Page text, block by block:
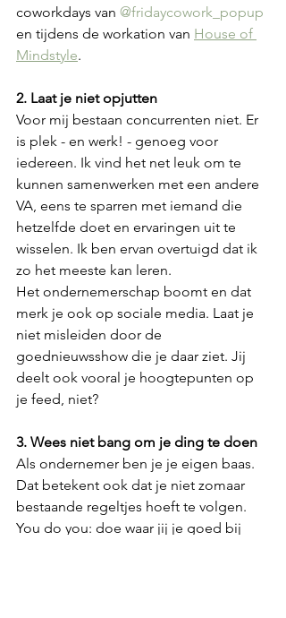
coworkdays van @fridaycowork_popup
en tijdens de workation van House of
Mindstyle.
2. Laat je niet opjutten
Voor mij bestaan concurrenten niet. Er
is plek - en werk! - genoeg voor
iedereen. Ik vind het net leuk om te
kunnen samenwerken met een andere
VA, eens te sparren met iemand die
hetzelfde doet en ervaringen uit te
wisselen. Ik ben ervan overtuigd dat ik
zo het meeste kan leren.
Het ondernemerschap boomt en dat
merk je ook op sociale media. Laat je
niet misleiden door de
goednieuwsshow die je daar ziet. Jij
deelt ook vooral je hoogtepunten op
je feed, niet?
3. Wees niet bang om je ding te doen
Als ondernemer ben je je eigen baas.
Dat betekent ook dat je niet zomaar
bestaande regeltjes hoeft te volgen.
You do you: doe waar jij je goed bij